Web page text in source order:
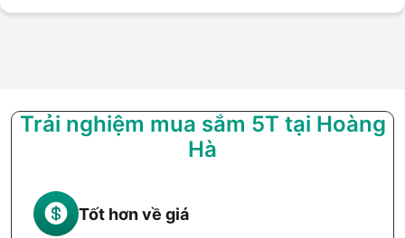
Trải nghiệm mua sắm 5T tại Hoàng
Hà
Tốt hơn về giá